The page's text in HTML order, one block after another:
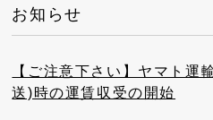
お知らせ
【ご注意下さい】ヤマト運
送)時の運賃収受の開始